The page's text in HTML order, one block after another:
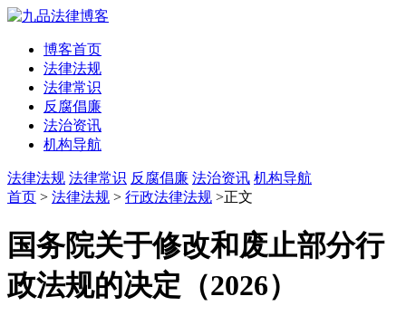
博客首页
法律法规
法律常识
反腐倡廉
法治资讯
机构导航
法律法规 法律常识 反腐倡廉 法治资讯 机构导航
首页 > 法律法规 > 行政法律法规 >正文
国务院关于修改和废止部分行
政法规的决定（2026）